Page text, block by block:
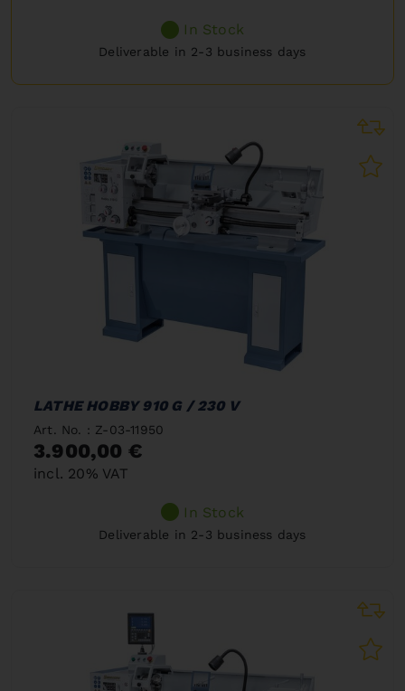
In Stock
Deliverable in 2-3 business days
LATHE HOBBY 910 G / 230 V
Art. No. : Z-03-11950
3.900,00 €
incl. 20% VAT
In Stock
Deliverable in 2-3 business days